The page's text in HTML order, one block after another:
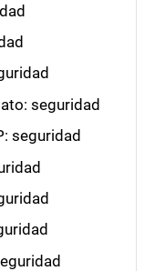
seguridad
seguridad